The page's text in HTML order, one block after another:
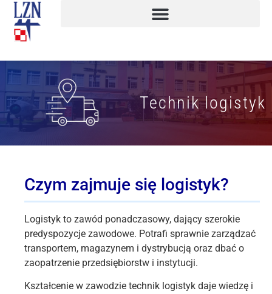
Technik logistyk
Czym zajmuje się logistyk?
Logistyk to zawód ponadczasowy, dający szerokie
predyspozycje zawodowe. Potrafi sprawnie zarządzać
transportem, magazynem i dystrybucją oraz dbać o
zaopatrzenie przedsiębiorstw i instytucji.
Kształcenie w zawodzie technik logistyk daje wiedzę i